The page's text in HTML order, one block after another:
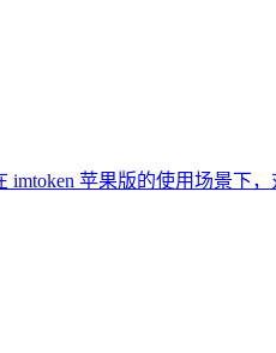
苹果版的使用场景下